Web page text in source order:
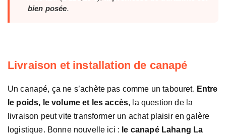
bien posée.
Livraison et installation de canapé
Un canapé, ça ne s’achète pas comme un tabouret. Entre
le poids, le volume et les accès, la question de la
livraison peut vite transformer un achat plaisir en galère
logistique. Bonne nouvelle ici : le canapé Lahang La